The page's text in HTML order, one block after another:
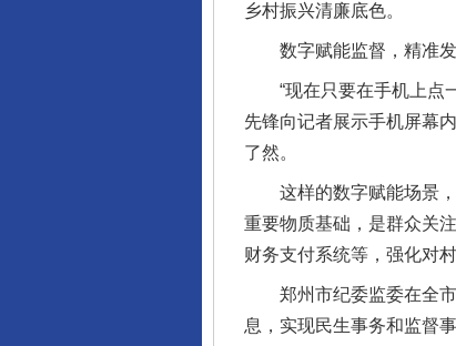
乡村振兴清廉底色。
数字赋能监督，精准发
“现在只要在手机上点一
先锋向记者展示手机屏幕
了然。
这样的数字赋能场景，
重要物质基础，是群众关
财务支付系统等，强化对
郑州市纪委监委在全市
息，实现民生事务和监督